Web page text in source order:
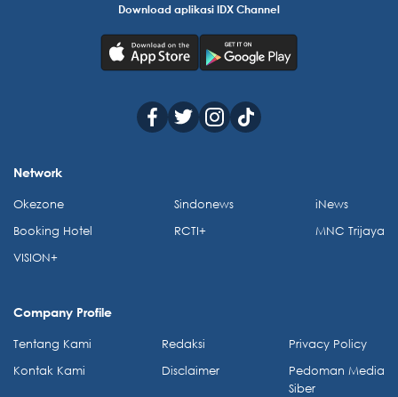
Download aplikasi IDX Channel
Network
Okezone
Booking Hotel
VISION+
Sindonews
RCTI+
iNews
MNC Trijaya
Company Profile
Tentang Kami
Kontak Kami
Redaksi
Disclaimer
Privacy Policy
Pedoman Media
Siber